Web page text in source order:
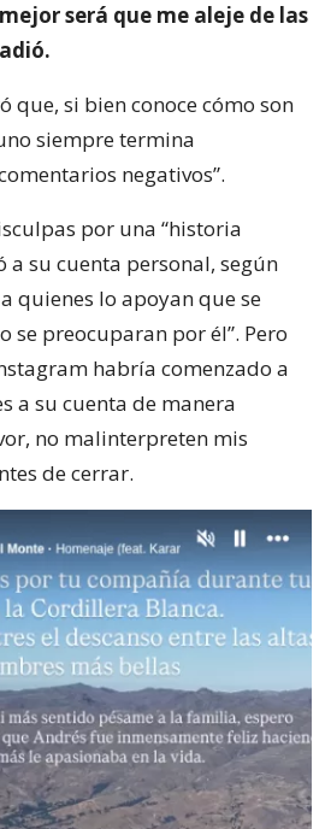
será que me aleje de las
que, si bien conoce cómo son
siempre termina
negativos”.
por una “historia
a su cuenta personal, según
quienes lo apoyan que se
se preocuparan por él”. Pero
habría comenzado a
a su cuenta de manera
no malinterpreten mis
de cerrar.